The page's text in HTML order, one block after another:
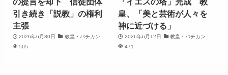
引き続き「説教」の権利
主張
2026年6月30日
教皇・バチカン
505
皇、「美と芸術が人々を
神に近づける」
2026年6月12日
教皇・バチカン
471